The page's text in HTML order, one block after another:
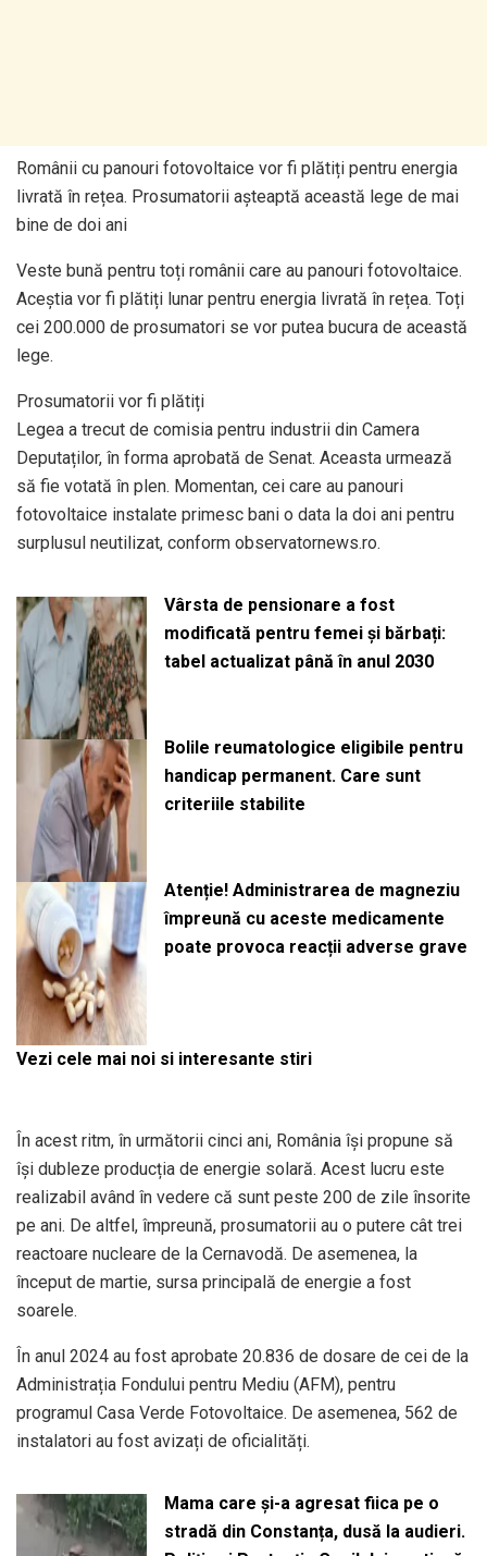
Românii cu panouri fotovoltaice vor fi plătiți pentru energia
livrată în rețea. Prosumatorii așteaptă această lege de mai
bine de doi ani
Veste bună pentru toți românii care au panouri fotovoltaice.
Aceștia vor fi plătiți lunar pentru energia livrată în rețea. Toți
cei 200.000 de prosumatori se vor putea bucura de această
lege.
Prosumatorii vor fi plătiți
Legea a trecut de comisia pentru industrii din Camera
Deputaților, în forma aprobată de Senat. Aceasta urmează
să fie votată în plen. Momentan, cei care au panouri
fotovoltaice instalate primesc bani o data la doi ani pentru
surplusul neutilizat, conform observatornews.ro.
Vârsta de pensionare a fost
modificată pentru femei și bărbați:
tabel actualizat până în anul 2030
Bolile reumatologice eligibile pentru
handicap permanent. Care sunt
criteriile stabilite
Atenție! Administrarea de magneziu
împreună cu aceste medicamente
poate provoca reacții adverse grave
Vezi cele mai noi si interesante stiri
În acest ritm, în următorii cinci ani, România își propune să
își dubleze producția de energie solară. Acest lucru este
realizabil având în vedere că sunt peste 200 de zile însorite
pe ani. De altfel, împreună, prosumatorii au o putere cât trei
reactoare nucleare de la Cernavodă. De asemenea, la
început de martie, sursa principală de energie a fost
soarele.
În anul 2024 au fost aprobate 20.836 de dosare de cei de la
Administrația Fondului pentru Mediu (AFM), pentru
programul Casa Verde Fotovoltaice. De asemenea, 562 de
instalatori au fost avizați de oficialități.
Mama care și-a agresat fiica pe o
stradă din Constanța, dusă la audieri.